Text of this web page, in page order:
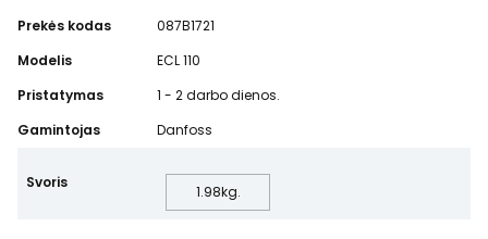
Prekės kodas
087B1721
Modelis
ECL 110
Pristatymas
1 - 2 darbo dienos.
Gamintojas
Danfoss
Svoris
1.98kg.